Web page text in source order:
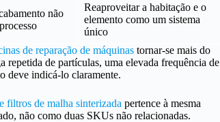
não
Reaproveitar a habitação e o
elemento como um sistema
único
de reparação de máquinas tornar-se mais do
repetida de partículas, uma elevada frequência de
deve indicá-lo claramente.
filtros de malha sinterizada pertence à mesma
não como duas SKUs não relacionadas.